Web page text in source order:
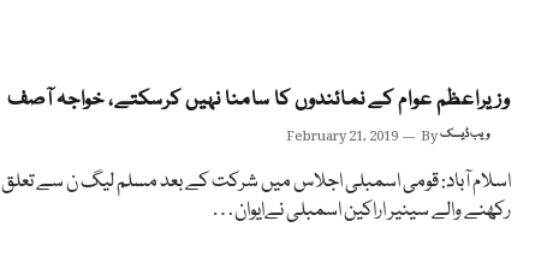
وزیراعظم عوام کے نمائندوں کا سامنا نہیں کرسکتے، خواجہ آصف
February 21, 2019 Byویب ڈیسک
اسلام آباد: قومی اسمبلی اجلاس میں شرکت کے بعد مسلم لیگ ن سے تعلق
رکھنے والے سینیر اراکین اسمبلی نےایوان…